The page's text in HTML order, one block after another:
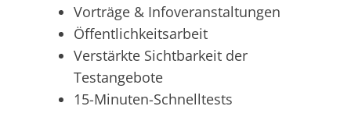
Vorträge & Infoveranstaltungen
Öffentlichkeitsarbeit
Verstärkte Sichtbarkeit der
Testangebote
15-Minuten-Schnelltests